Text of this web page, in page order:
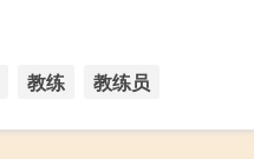
教练 教练员